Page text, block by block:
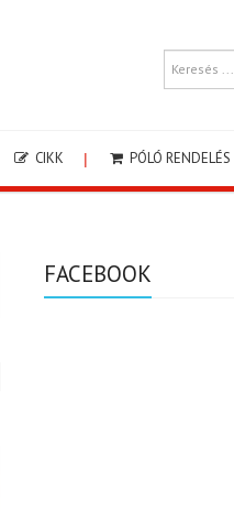
CIKK PÓLÓ RENDELÉS
FACEBOOK